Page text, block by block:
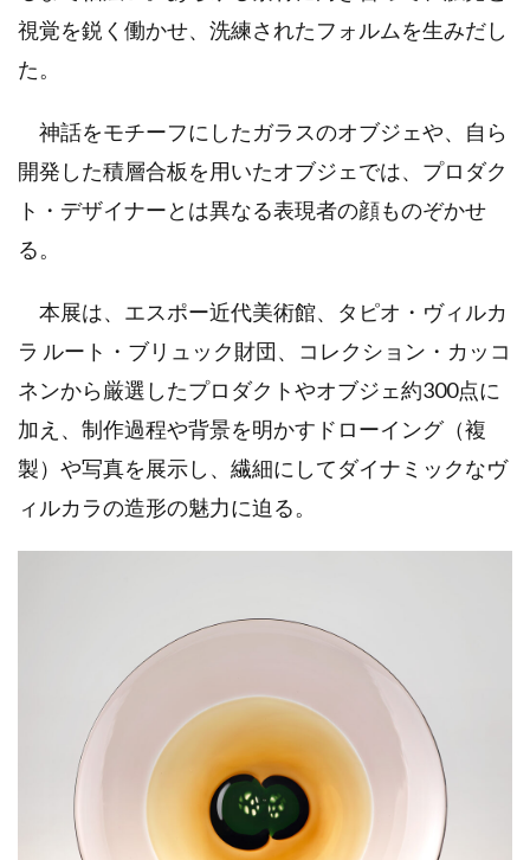
視覚を鋭く働かせ、洗練されたフォルムを生みだし
た。
神話をモチーフにしたガラスのオブジェや、自ら
開発した積層合板を用いたオブジェでは、プロダク
ト・デザイナーとは異なる表現者の顔ものぞかせ
る。
本展は、エスポー近代美術館、タピオ・ヴィルカ
ラ ルート・ブリュック財団、コレクション・カッコ
ネンから厳選したプロダクトやオブジェ約300点に
加え、制作過程や背景を明かすドローイング（複
製）や写真を展示し、繊細にしてダイナミックなヴ
ィルカラの造形の魅力に迫る。